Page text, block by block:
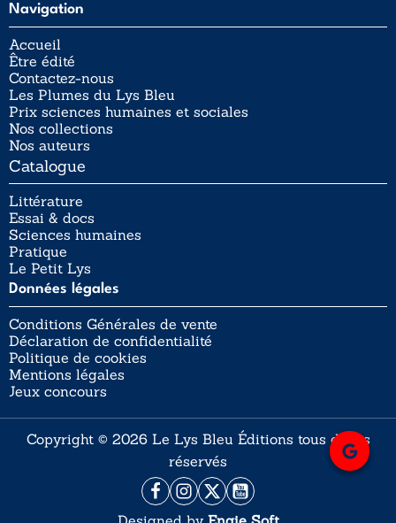
Navigation
Accueil
Être édité
Contactez-nous
Les Plumes du Lys Bleu
Prix sciences humaines et sociales
Nos collections
Nos auteurs
Catalogue
Littérature
Essai & docs
Sciences humaines
Pratique
Le Petit Lys
Données légales
Conditions Générales de vente
Déclaration de confidentialité
Politique de cookies
Mentions légales
Jeux concours
Copyright © 2026 Le Lys Bleu Éditions tous droits
réservés